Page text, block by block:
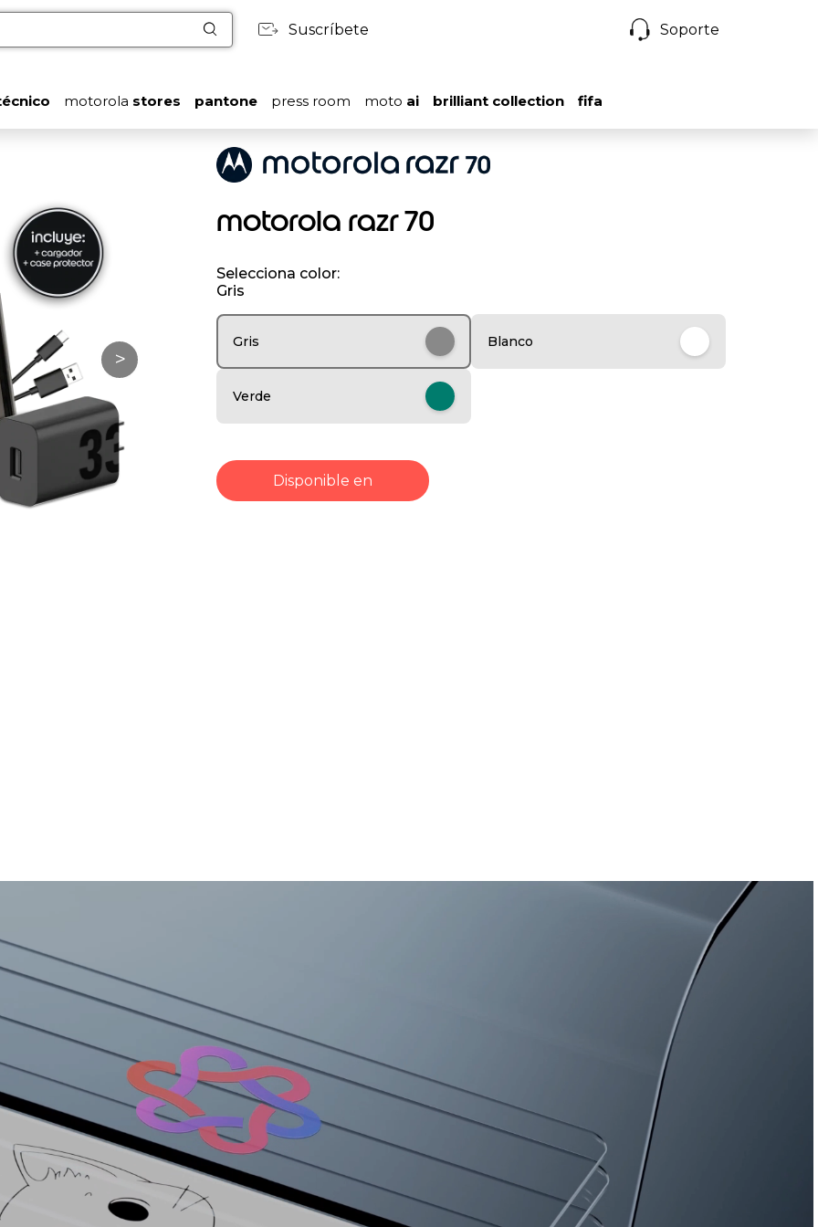
Suscríbete Soporte
motorola stores pantone press room moto ai brilliant collection fifa
>
motorola razr 70
Selecciona color:
Gris
Gris Blanco
Verde
Disponible en